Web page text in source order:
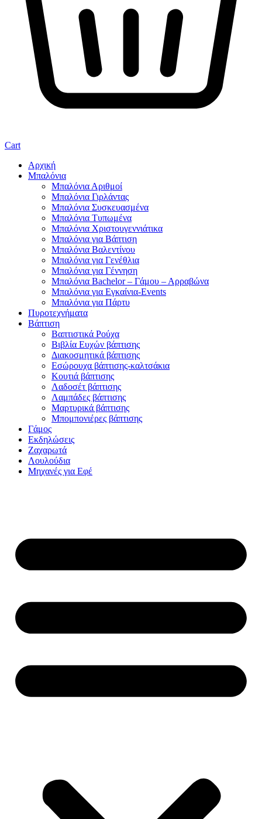
Cart
Αρχική
Μπαλόνια
Μπαλόνια Αριθμοί
Μπαλόνια Γιρλάντας
Μπαλόνια Συσκευασμένα
Μπαλόνια Τυπωμένα
Μπαλόνια Χριστουγεννιάτικα
Μπαλόνια για Βάπτιση
Μπαλόνια Βαλεντίνου
Μπαλόνια για Γενέθλια
Μπαλόνια για Γέννηση
Μπαλόνια Bachelor – Γάμου – Αρραβώνα
Μπαλόνια για Εγκαίνια-Events
Μπαλόνια για Πάρτυ
Πυροτεχνήματα
Βάπτιση
Βαπτιστικά Ρούχα
Βιβλία Ευχών βάπτισης
Διακοσμητικά βάπτισης
Εσώρουχα βάπτισης-καλτσάκια
Κουτιά βάπτισης
Λαδοσέτ βάπτισης
Λαμπάδες βάπτισης
Μαρτυρικά βάπτισης
Μπομπονιέρες βάπτισης
Γάμος
Εκδηλώσεις
Ζαχαρωτά
Λουλούδια
Μηχανές για Εφέ